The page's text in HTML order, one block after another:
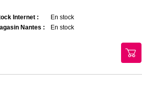
Internet :
En stock
Nantes :
En stock